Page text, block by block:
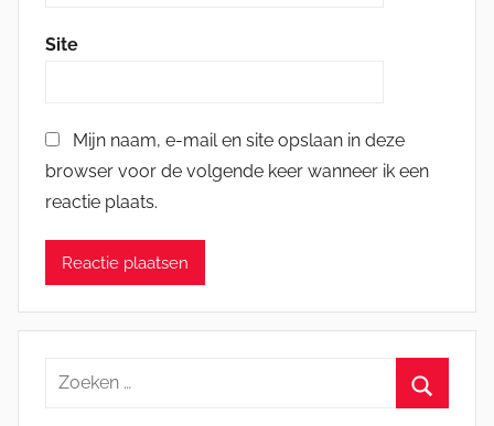
Site
Mijn naam, e-mail en site opslaan in deze
browser voor de volgende keer wanneer ik een
reactie plaats.
Zoeken